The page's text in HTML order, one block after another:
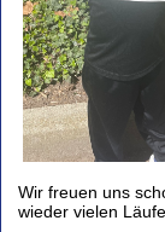
Wir freuen uns
wieder vielen